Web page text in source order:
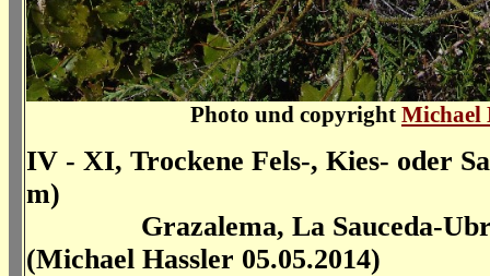
Photo und copyright Michael
IV - XI, Trockene Fels-, Kies- oder
m)
Grazalema, La Sauceda-
(Michael Hassler 05.05.2014)